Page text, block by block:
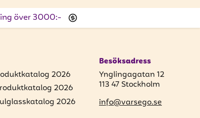
över 3000:-
2026
2026
2026
Besöksadress
Ynglingagatan 12
113 47 Stockholm
info@varsego.se